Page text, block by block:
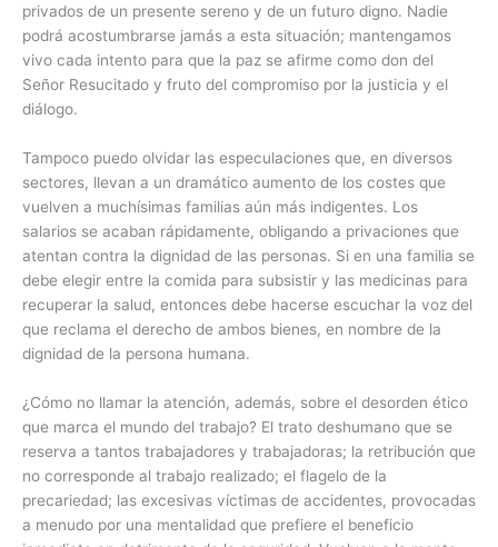
privados de un presente sereno y de un futuro digno. Nadie
podrá acostumbrarse jamás a esta situación; mantengamos
vivo cada intento para que la paz se afirme como don del
Señor Resucitado y fruto del compromiso por la justicia y el
diálogo.
Tampoco puedo olvidar las especulaciones que, en diversos
sectores, llevan a un dramático aumento de los costes que
vuelven a muchísimas familias aún más indigentes. Los
salarios se acaban rápidamente, obligando a privaciones que
atentan contra la dignidad de las personas. Si en una familia se
debe elegir entre la comida para subsistir y las medicinas para
recuperar la salud, entonces debe hacerse escuchar la voz del
que reclama el derecho de ambos bienes, en nombre de la
dignidad de la persona humana.
¿Cómo no llamar la atención, además, sobre el desorden ético
que marca el mundo del trabajo? El trato deshumano que se
reserva a tantos trabajadores y trabajadoras; la retribución que
no corresponde al trabajo realizado; el flagelo de la
precariedad; las excesivas víctimas de accidentes, provocadas
a menudo por una mentalidad que prefiere el beneficio